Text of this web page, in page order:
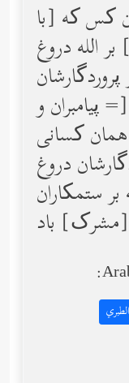
کس که [با
الله دروغ
پیامبران و
همان کسانی
دروغ
ستمکاران
الطبري